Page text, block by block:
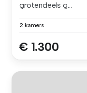
grotendeels g...
2 kamers
€ 1.300